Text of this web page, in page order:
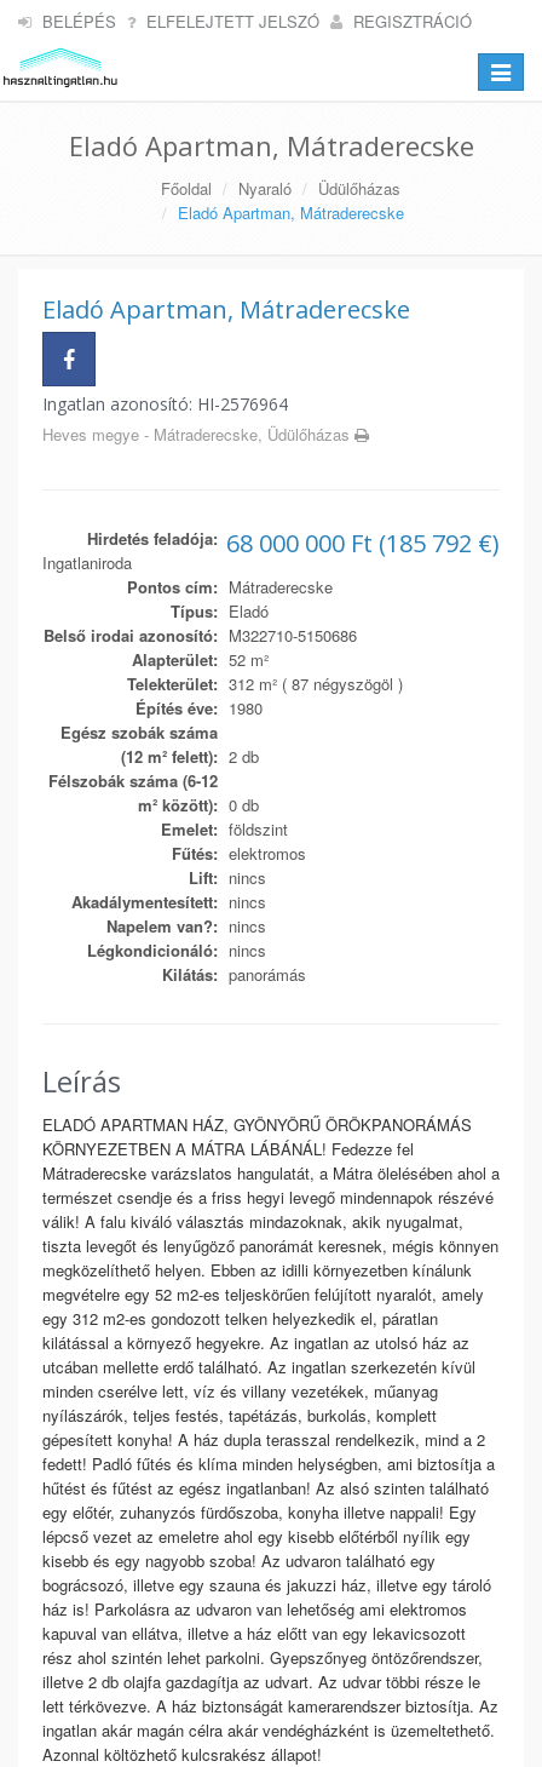
BELÉPÉS ELFELEJTETT JELSZÓ REGISZTRÁCIÓ
Toggle
Eladó Apartman, Mátraderecske
Főoldal Nyaraló
Üdülőházas
Eladó Apartman, Mátraderecske
Eladó Apartman, Mátraderecske
Ingatlan azonosító: HI-2576964
Heves megye - Mátraderecske, Üdülőházas
68 000 000 Ft (185 792 €)
Hirdetés feladója:
Ingatlaniroda
Pontos cím: Mátraderecske
Típus: Eladó
Belső irodai azonosító: M322710-5150686
Alapterület: 52 m²
Telekterület: 312 m² ( 87 négyszögöl )
Építés éve: 1980
Egész szobák száma
(12 m² felett): 2 db
Félszobák száma (6-12
m² között): 0 db
Emelet: földszint
Fűtés: elektromos
Lift: nincs
Akadálymentesített: nincs
Napelem van?: nincs
Légkondicionáló: nincs
Kilátás: panorámás
Leírás
ELADÓ APARTMAN HÁZ, GYÖNYÖRŰ ÖRÖKPANORÁMÁS
KÖRNYEZETBEN A MÁTRA LÁBÁNÁL! Fedezze fel
Mátraderecske varázslatos hangulatát, a Mátra ölelésében ahol a
természet csendje és a friss hegyi levegő mindennapok részévé
válik! A falu kiváló választás mindazoknak, akik nyugalmat,
tiszta levegőt és lenyűgöző panorámát keresnek, mégis könnyen
megközelíthető helyen. Ebben az idilli környezetben kínálunk
megvételre egy 52 m2-es teljeskörűen felújított nyaralót, amely
egy 312 m2-es gondozott telken helyezkedik el, páratlan
kilátással a környező hegyekre. Az ingatlan az utolsó ház az
utcában mellette erdő található. Az ingatlan szerkezetén kívül
minden cserélve lett, víz és villany vezetékek, műanyag
nyílászárók, teljes festés, tapétázás, burkolás, komplett
gépesített konyha! A ház dupla terasszal rendelkezik, mind a 2
fedett! Padló fűtés és klíma minden helységben, ami biztosítja a
hűtést és fűtést az egész ingatlanban! Az alsó szinten található
egy előtér, zuhanyzós fürdőszoba, konyha illetve nappali! Egy
lépcső vezet az emeletre ahol egy kisebb előtérből nyílik egy
kisebb és egy nagyobb szoba! Az udvaron található egy
bográcsozó, illetve egy szauna és jakuzzi ház, illetve egy tároló
ház is! Parkolásra az udvaron van lehetőség ami elektromos
kapuval van ellátva, illetve a ház előtt van egy lekavicsozott
rész ahol szintén lehet parkolni. Gyepszőnyeg öntözőrendszer,
illetve 2 db olajfa gazdagítja az udvart. Az udvar többi része le
lett térkövezve. A ház biztonságát kamerarendszer biztosítja. Az
ingatlan akár magán célra akár vendégházként is üzemeltethető.
Azonnal költözhető kulcsrakész állapot!